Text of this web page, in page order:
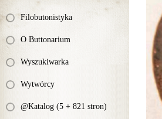
Filobutonistyka
O Buttonarium
Wyszukiwarka
Wytwórcy
@Katalog (5 + 821 stron)